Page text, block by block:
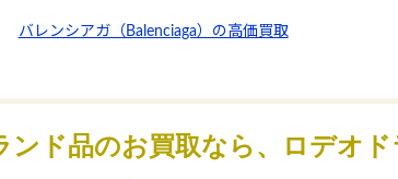
バレンシアガ（Balenciaga）の高価買取
ンド品のお買取なら、ロデオ